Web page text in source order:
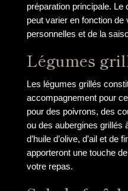
préparation principale. Le
peut varier en fonction de
personnelles et de la
Légumes
Les légumes grillés
accompagnement pour
pour des poivrons, des
ou des aubergines grillés
d’huile d’olive, d’ail et
apporteront une touche
votre repas.